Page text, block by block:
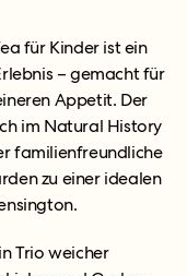
für Kinder ist ein
– gemacht für
Appetit. Der
im Natural History
familienfreundliche
zu einer idealen
Trio weicher